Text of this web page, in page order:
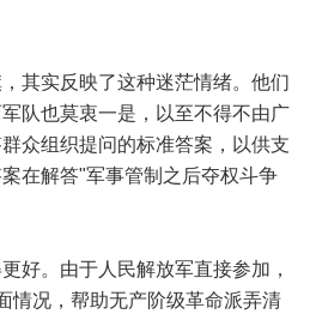
其实反映了这种迷茫情绪。他们
队也莫衷一是，以至不得不由广
众组织提问的标准答案，以供支
在解答"军事管制之后夺权斗争
好。由于人民解放军直接参加，
情况，帮助无产阶级革命派弄清